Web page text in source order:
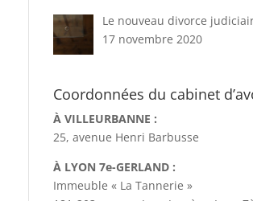
Le nouveau divorce
17 novembre 2020
Coordonnées du cabinet
À VILLEURBANNE :
25, avenue Henri Barbusse
À LYON 7e-GERLAND :
Immeuble « La Tannerie »